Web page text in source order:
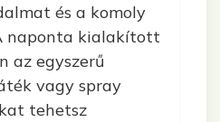
és a komoly
naponta kialakított
az egyszerű
vagy spray
tehetsz